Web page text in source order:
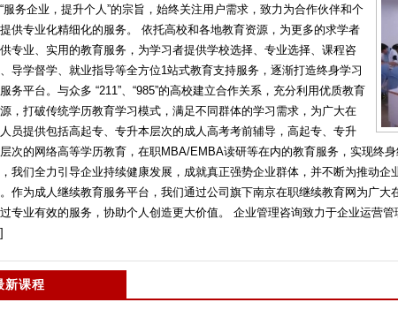
服务企业，提升个人”的宗旨，始终关注用户需求，致力为合作伙伴和个
供专业化精细化的服务。 依托高校和各地教育资源，为更多的求学者
专业、实用的教育服务，为学习者提供学校选择、专业选择、课程咨
导学督学、就业指导等全方位1站式教育支持服务，逐渐打造终身学习
务平台。与众多 “211”、“985”的高校建立合作关系，充分利用优质教育
，打破传统学历教育学习模式，满足不同群体的学习需求，为广大在
员提供包括高起专、专升本层次的成人高考考前辅导，高起专、专升
次的网络高等学历教育，在职MBA/EMBA读研等在内的教育服务，实现终
我们全力引导企业持续健康发展，成就真正强势企业群体，并不断为推动企
作为成人继续教育服务平台，我们通过公司旗下南京在职继续教育网为广大
专业有效的服务，协助个人创造更大价值。 企业管理咨询致力于企业运营
]
新课程